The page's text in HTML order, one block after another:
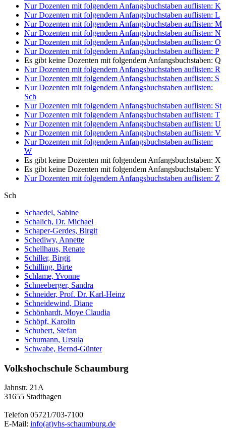
Nur Dozenten mit folgendem Anfangsbuchstaben auflisten: K
Nur Dozenten mit folgendem Anfangsbuchstaben auflisten: L
Nur Dozenten mit folgendem Anfangsbuchstaben auflisten: M
Nur Dozenten mit folgendem Anfangsbuchstaben auflisten: N
Nur Dozenten mit folgendem Anfangsbuchstaben auflisten: O
Nur Dozenten mit folgendem Anfangsbuchstaben auflisten: P
Es gibt keine Dozenten mit folgendem Anfangsbuchstaben: Q
Nur Dozenten mit folgendem Anfangsbuchstaben auflisten: R
Nur Dozenten mit folgendem Anfangsbuchstaben auflisten: S
Nur Dozenten mit folgendem Anfangsbuchstaben auflisten:
Sch
Nur Dozenten mit folgendem Anfangsbuchstaben auflisten: St
Nur Dozenten mit folgendem Anfangsbuchstaben auflisten: T
Nur Dozenten mit folgendem Anfangsbuchstaben auflisten: U
Nur Dozenten mit folgendem Anfangsbuchstaben auflisten: V
Nur Dozenten mit folgendem Anfangsbuchstaben auflisten:
W
Es gibt keine Dozenten mit folgendem Anfangsbuchstaben: X
Es gibt keine Dozenten mit folgendem Anfangsbuchstaben: Y
Nur Dozenten mit folgendem Anfangsbuchstaben auflisten: Z
Sch
Schaedel, Sabine
Schalich, Dr. Michael
Schaper-Gerdes, Birgit
Schediwy, Annette
Schellhaus, Renate
Schiller, Birgit
Schilling, Birte
Schlame, Yvonne
Schneeberger, Sandra
Schneider, Prof. Dr. Karl-Heinz
Schneidewind, Diane
Schönhardt, Moye Claudia
Schöpf, Karolin
Schubert, Stefan
Schumann, Ursula
Schwabe, Bernd-Günter
Volkshochschule Schaumburg
Jahnstr. 21A
31655 Stadthagen
Telefon 05721/703-7100
E-Mail: info(at)vhs-schaumburg.de